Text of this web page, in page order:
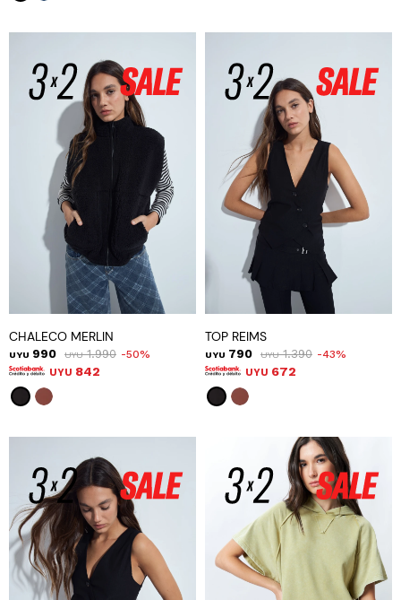
CHALECO MERLIN
UYU 990 UYU 1.990 50
UYU 842
TOP REIMS
UYU 790 UYU 1.390 43
UYU 672